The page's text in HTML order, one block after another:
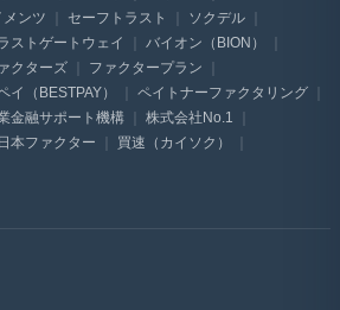
ンツ
セーフトラスト
ソクデル
ストゲートウェイ
バイオン（BION）
クターズ
ファクタープラン
イ（BESTPAY）
ペイトナーファクタリング
金融サポート機構
株式会社No.1
本ファクター
買速（カイソク）